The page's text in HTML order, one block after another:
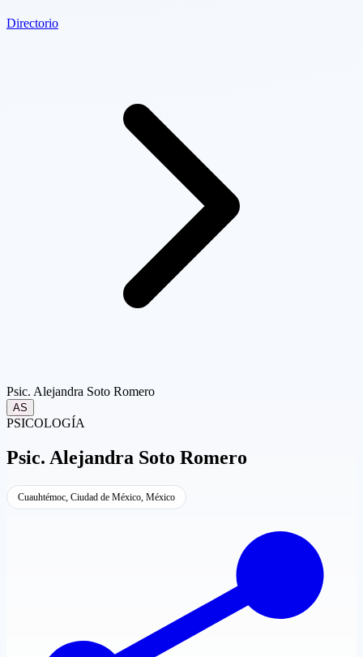
Directorio
Psic. Alejandra Soto Romero
AS
PSICOLOGÍA
Psic. Alejandra Soto Romero
Cuauhtémoc, Ciudad de México, México